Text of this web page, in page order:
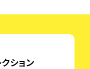
ション